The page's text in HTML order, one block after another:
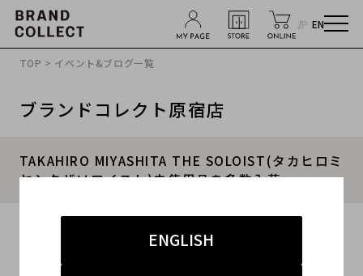
JP EN
ENGLISH
TOP > イベント&ブログ一覧
ブランドコレクト原宿店
TAKAHIRO MIYASHITA THE SOLOIST(タカヒロミ
ヤシタザソロイスト)未使用品を多数入荷
#TAKAHIRO MIYASHITA THE SOLOIST
#SOLOIST